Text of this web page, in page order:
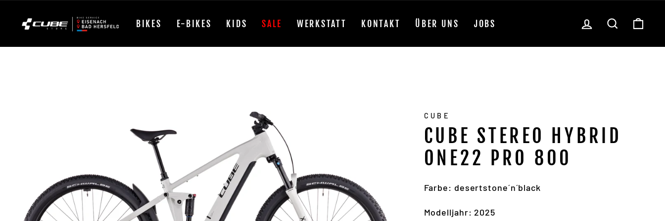
Inhalt
BIKES E-BIKES KIDS SALE WERKSTATT KONTAKT ÜBER UNS JOBS EINLOGGEN
SUCHE
CUBE
CUBE STEREO HYBRID
ONE22 PRO 800
Farbe: desertstone´n´black
Modelljahr: 2025